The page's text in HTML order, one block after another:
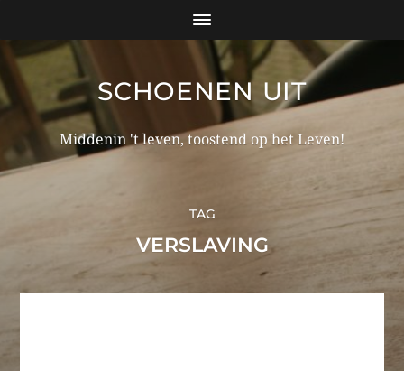
SCHOENEN UIT
Middenin 't leven, toostend op het Leven!
TAG
VERSLAVING